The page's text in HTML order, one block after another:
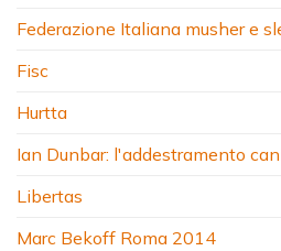
Federazione Italiana musher e
Fisc
Hurtta
Ian Dunbar: l'addestramento
Libertas
Marc Bekoff Roma 2014